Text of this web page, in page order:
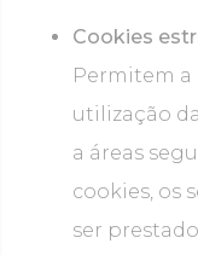
Cookies
Permitem a
utilização
a áreas
cookies, os
ser